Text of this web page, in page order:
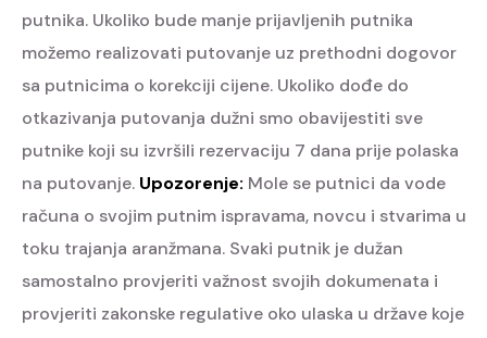
putnika. Ukoliko bude manje prijavljenih putnika
možemo realizovati putovanje uz prethodni dogovor
sa putnicima o korekciji cijene. Ukoliko dođe do
otkazivanja putovanja dužni smo obavijestiti sve
putnike koji su izvršili rezervaciju 7 dana prije polaska
na putovanje. Upozorenje: Mole se putnici da vode
računa o svojim putnim ispravama, novcu i stvarima u
toku trajanja aranžmana. Svaki putnik je dužan
samostalno provjeriti važnost svojih dokumenata i
provjeriti zakonske regulative oko ulaska u države koje